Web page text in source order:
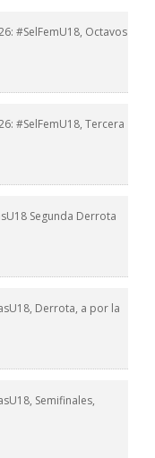
#SelFemU18, Octavos
#SelFemU18, Tercera
Segunda Derrota
Derrota, a por la
Semifinales,